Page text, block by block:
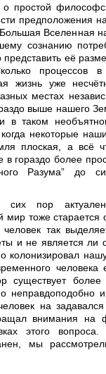
простой
предположения
Вселенная
сознанию
представить её
процессов
жизнь уже
местах
выше нашего
в таком
некоторые
плоская, а всё
в гораздо более
Разума” до
пор актуален
тоже старается
так
и не является ли
колонизировал
человека
существует более
неправдоподобно
на
внимания на
этого
мы